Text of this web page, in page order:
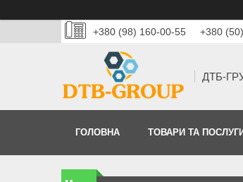
+380 (98) 160-00-55 +380
ДТБ-
ГОЛОВНА ТОВАРИ ТА ПОСЛУГИ